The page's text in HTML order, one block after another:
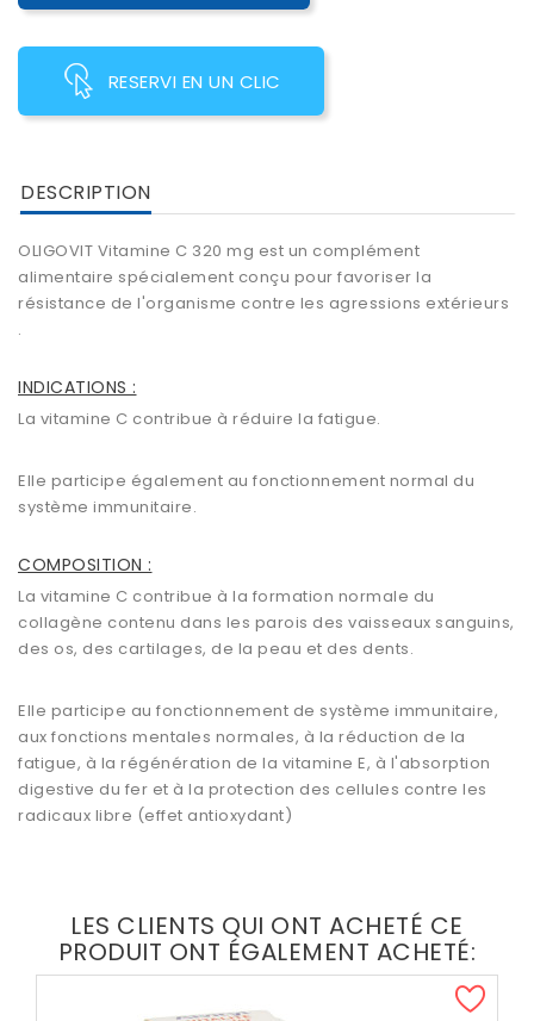
RESERVI EN UN CLIC
DESCRIPTION
OLIGOVIT Vitamine C 320 mg est un complément
alimentaire spécialement conçu pour favoriser la
résistance de l'organisme contre les agressions extérieurs
.
INDICATIONS :
La vitamine C contribue à réduire la fatigue.
Elle participe également au fonctionnement normal du
système immunitaire.
COMPOSITION :
La vitamine C contribue à la formation normale du
collagène contenu dans les parois des vaisseaux sanguins,
des os, des cartilages, de la peau et des dents.
Elle participe au fonctionnement de système immunitaire,
aux fonctions mentales normales, à la réduction de la
fatigue, à la régénération de la vitamine E, à l'absorption
digestive du fer et à la protection des cellules contre les
radicaux libre (effet antioxydant)
LES CLIENTS QUI ONT ACHETÉ CE
PRODUIT ONT ÉGALEMENT ACHETÉ: